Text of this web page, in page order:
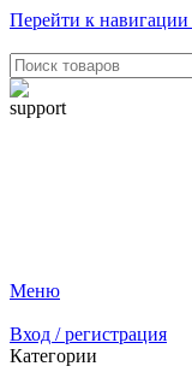
Перейти к навигации
Меню
Вход / регистрация
Категории